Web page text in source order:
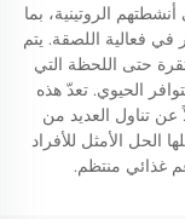
الروتينية، بما
في فعالية اللصقة. يتم
حتى اللحظة التي
الحيوي. تعدّ هذه
عن تناول العديد من
الحل الأمثل للأفراد
غذائي منتظم.